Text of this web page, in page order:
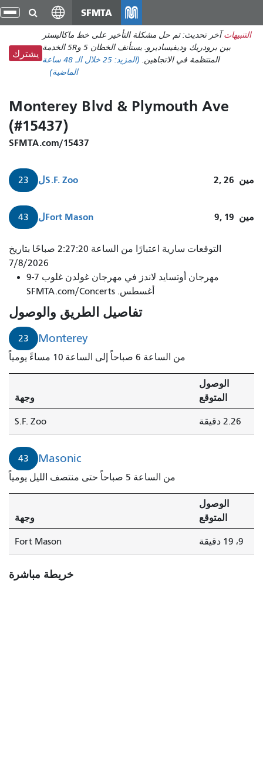
انتقل
إلى
المحتوى
الرئيسي
SFMTA
التنبيهات آخر تحديث: تم حل مشكلة التأخير على خط ماكاليستر
بين برودريك وديفيساديرو. يستأنف الخطان 5 و5R الخدمة
المنتظمة في الاتجاهين. (المزيد: 25
خلال الـ 48 ساعة
الماضية)
يشترك
Monterey Blvd & Plymouth Ave
(#15437)
SFMTA.com/15437
23 لS.F. Zoo 2, 26 مين
43 لFort Mason 9, 19 مين
23
مونتيري
تصل
خلال
دقيقتين.
التوقعات سارية اعتبارًا من الساعة 2:27:20 صباحًا بتاريخ
7/8/2026
مهرجان أوتسايد لاندز في مهرجان غولدن غلوب 7-9
أغسطس. SFMTA.com/Concerts
تفاصيل الطريق والوصول
23 Monterey
من الساعة 6 صباحاً إلى الساعة 10 مساءً يومياً
وجهة
الوصول
المتوقع
S.F. Zoo 2.26 دقيقة
43 Masonic
من الساعة 5 صباحاً حتى منتصف الليل يومياً
وجهة
الوصول
المتوقع
Fort Mason 9، 19 دقيقة
خريطة مباشرة